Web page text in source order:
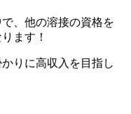
、他の溶接の資格を
ます！
りに高収入を目指し